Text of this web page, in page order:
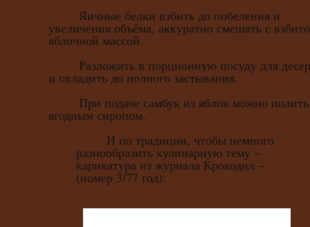
Яичные белки взбить до побеления и
увеличения объёма, аккуратно смешать с
яблочной массой.
Разложить в порционную посуду для
и охладить до полного застывания.
При подаче самбук из яблок можно полить
ягодным сиропом.
И по традиции, чтобы немного
разнообразить кулинарную тему –
карикатура из журнала Крокодил –
(номер 3/77 год):